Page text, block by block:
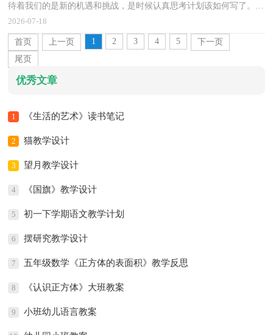
待着我们的是新的机遇和挑战，是时候认真思考计划该如何写了。什
么样的计划才是好的计划呢？下面是小编精心整理的...
2026-07-18
首页 上一页 1 2 3 4 5
下一页
尾页
优秀文章
1 《生活的艺术》读书笔记
2 猫教学设计
3 望月教学设计
4 《国旗》教学设计
5 初一下学期语文教学计划
6 摆研究教学设计
7 五年级数学《正方体的表面积》教学反思
8 《认识正方体》大班教案
9 小班幼儿语言教案